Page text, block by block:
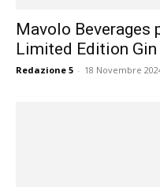
Mavolo Beverages
Limited Edition
Redazione 5 - 18 Novembre